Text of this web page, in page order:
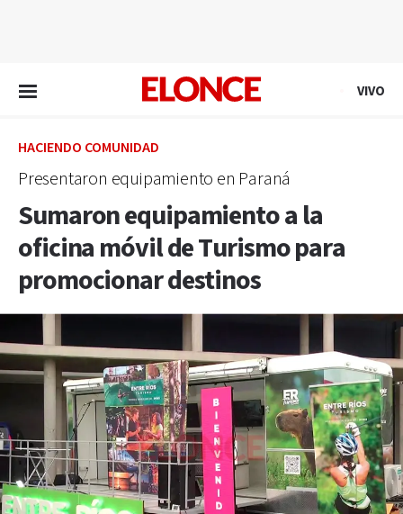
VIVO
HACIENDO COMUNIDAD
Presentaron equipamiento en Paraná
Sumaron equipamiento a la
oficina móvil de Turismo para
promocionar destinos